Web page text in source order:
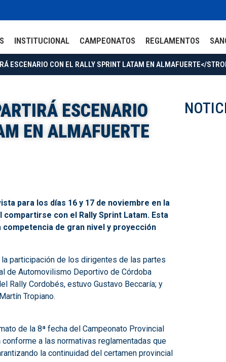
INSTITUCIONAL CAMPEONATOS REGLAMENTOS
ESCENARIO CON EL RALLY SPRINT LATAM EN ALMAFUERTE</
ESCENARIO
EN ALMAFUERTE
para los días 16 y 17 de noviembre en la
con el Rally Sprint Latam. Esta
de gran nivel y proyección
participación de los dirigentes de las partes
de Automovilismo Deportivo de Córdoba
Rally Cordobés, estuvo Gustavo Beccaría; y
Tropiano.
de la 8ª fecha del Campeonato Provincial
a las normativas reglamentadas que
la continuidad del certamen provincial